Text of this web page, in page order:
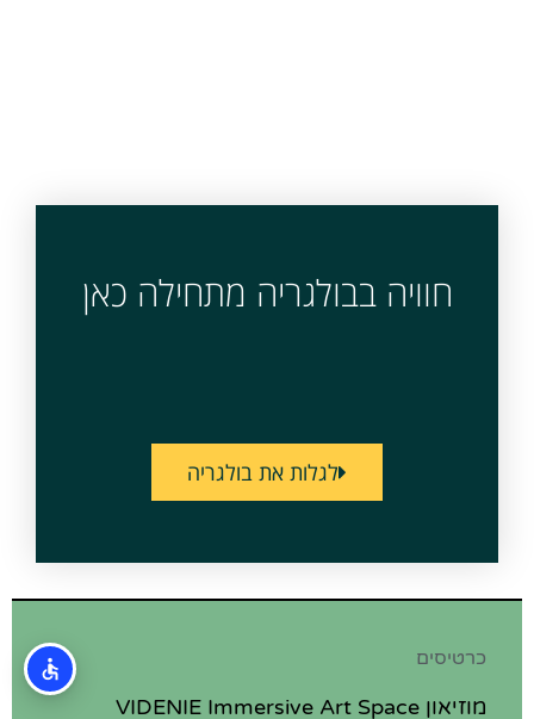
חוויה בבולגריה מתחילה כאן
לגלות את בולגריה
כרטיסים
מוזיאון VIDENIE Immersive Art Space